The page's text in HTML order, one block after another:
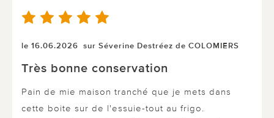
le 16.06.2026 sur Séverine Destréez de COLOMIERS
Très bonne conservation
Pain de mie maison tranché que je mets dans
cette boite sur de l'essuie-tout au frigo.